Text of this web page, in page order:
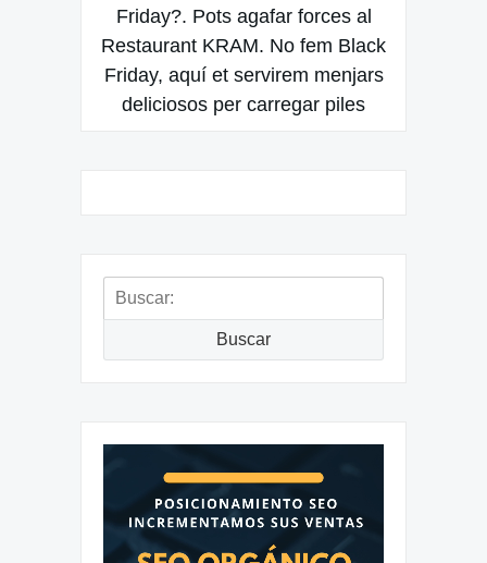
Friday?. Pots agafar forces al
Restaurant KRAM. No fem Black
Friday, aquí et servirem menjars
deliciosos per carregar piles
Buscar:
Buscar